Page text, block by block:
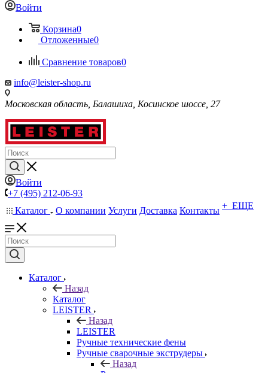
Войти
Корзина0
Отложенные0
Сравнение товаров0
info@leister-shop.ru
Московская область, Балашиха, Косинское шоссе, 27
Войти
+7 (495) 212-06-93
Каталог
О компании Услуги Доставка Контакты + ЕЩЕ
Каталог
Назад
Каталог
LEISTER
Назад
LEISTER
Ручные технические фены
Ручные сварочные экструдеры
Назад